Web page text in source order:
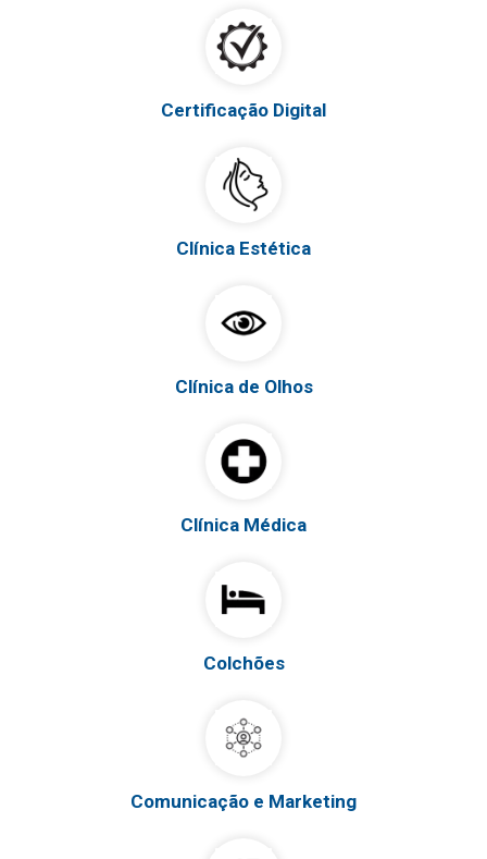
Certificação Digital
Clínica Estética
Clínica de Olhos
Clínica Médica
Colchões
Comunicação e Marketing